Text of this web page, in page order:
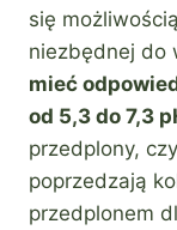
się
niezbędnej do
mieć
od 5,3 do 7,3
przedplony,
poprzedzają
przedplonem